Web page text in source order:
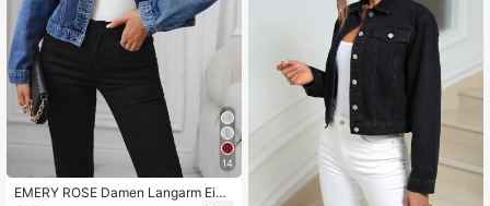
14
EMERY ROSE Damen Langarm Einf